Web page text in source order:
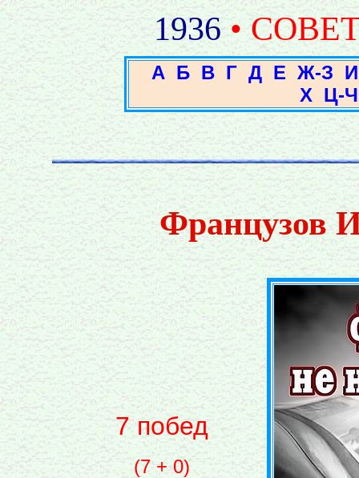
1936 •
А Б В Г Д Е Ж-З И
Х Ц-Ч
Французов
7 побед
(7 + 0)